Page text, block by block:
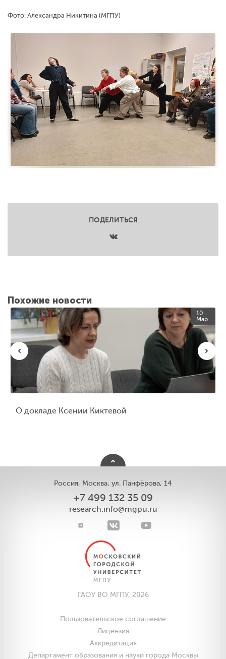
Фото: Александра Никитина (МГПУ)
ПОДЕЛИТЬСЯ
Похожие новости
10
Мар
О докладе Ксении Киктевой
Россия, Москва, ул. Панфёрова, 14
+7 499 132 35 09
research.info@mgpu.ru
ГАОУ ВО МГПУ, 2026
Пользовательское соглашение
Лицензия
Аккредитация
Департамент образования и науки города Москвы